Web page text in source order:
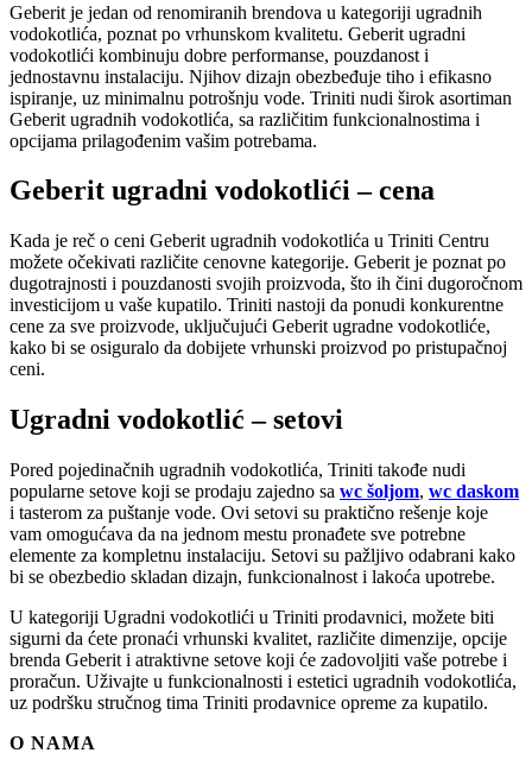
Geberit je jedan od renomiranih brendova u kategoriji ugradnih
vodokotlića, poznat po vrhunskom kvalitetu. Geberit ugradni
vodokotlići kombinuju dobre performanse, pouzdanost i
jednostavnu instalaciju. Njihov dizajn obezbeđuje tiho i efikasno
ispiranje, uz minimalnu potrošnju vode. Triniti nudi širok asortiman
Geberit ugradnih vodokotlića, sa različitim funkcionalnostima i
opcijama prilagođenim vašim potrebama.
Geberit ugradni vodokotlići – cena
Kada je reč o ceni Geberit ugradnih vodokotlića u Triniti Centru
možete očekivati različite cenovne kategorije. Geberit je poznat po
dugotrajnosti i pouzdanosti svojih proizvoda, što ih čini dugoročnom
investicijom u vaše kupatilo. Triniti nastoji da ponudi konkurentne
cene za sve proizvode, uključujući Geberit ugradne vodokotliće,
kako bi se osiguralo da dobijete vrhunski proizvod po pristupačnoj
ceni.
Ugradni vodokotlić – setovi
Pored pojedinačnih ugradnih vodokotlića, Triniti takođe nudi
popularne setove koji se prodaju zajedno sa wc šoljom, wc daskom
i tasterom za puštanje vode. Ovi setovi su praktično rešenje koje
vam omogućava da na jednom mestu pronađete sve potrebne
elemente za kompletnu instalaciju. Setovi su pažljivo odabrani kako
bi se obezbedio skladan dizajn, funkcionalnost i lakoća upotrebe.
U kategoriji Ugradni vodokotlići u Triniti prodavnici, možete biti
sigurni da ćete pronaći vrhunski kvalitet, različite dimenzije, opcije
brenda Geberit i atraktivne setove koji će zadovoljiti vaše potrebe i
proračun. Uživajte u funkcionalnosti i estetici ugradnih vodokotlića,
uz podršku stručnog tima Triniti prodavnice opreme za kupatilo.
O NAMA